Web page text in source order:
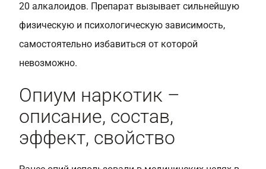
20 алкалоидов. Препарат вызывает сильнейшую
физическую и психологическую зависимость,
самостоятельно избавиться от которой
невозможно.
Опиум наркотик –
описание, состав,
эффект, свойство